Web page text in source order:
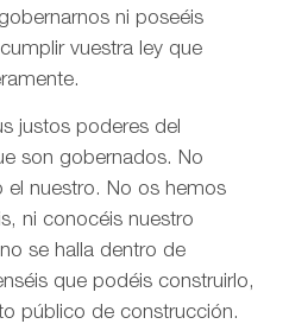
ni poseéis
vuestra ley que
justos poderes del
son gobernados. No
el nuestro. No os hemos
ni conocéis nuestro
se halla dentro de
que podéis construirlo,
público de construcción.